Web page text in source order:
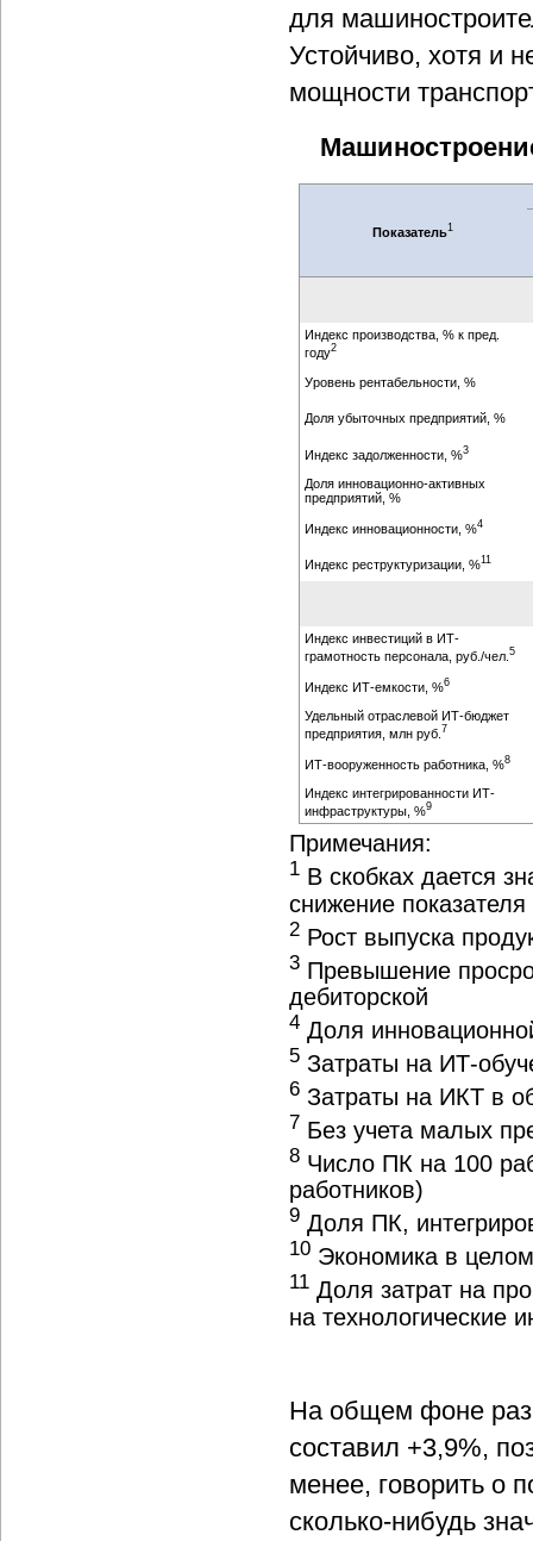
для
Устойчиво, хотя и
мощности
Показатель1
Индекс производства, % к пред.
году2
Уровень рентабельности, %
Доля убыточных предприятий, %
Индекс задолженности, %3
Доля инновационно-активных
предприятий, %
Индекс инновационности, %4
Индекс реструктуризации, %11
Индекс инвестиций в ИТ-
грамотность персонала, руб./чел. 5
Индекс ИТ-емкости, %6
Удельный отраслевой ИТ-бюджет
предприятия, млн руб. 7
ИТ-вооруженность работника, %8
Индекс интегрированности ИТ-
инфраструктуры, %9
Примечания:
1 В скобках дается
снижение показателя
2 Рост выпуска
3 Превышение
дебиторской
4 Доля
5 Затраты на ИТ-
6 Затраты на ИКТ в
7 Без учета малых
8 Число ПК на 100
работников)
9 Доля ПК,
10 Экономика в целом
11 Доля затрат на
на технологические
На общем фоне
составил +3,9%,
менее, говорить о
сколько-нибудь